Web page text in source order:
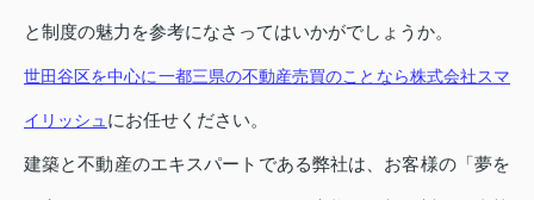
と制度の魅力を参考になさってはいかがでしょうか。
世田谷区を中心に一都三県の不動産売買のことなら株式会社スマ
イリッシュにお任せください。
建築と不動産のエキスパートである弊社は、お客様の「夢を